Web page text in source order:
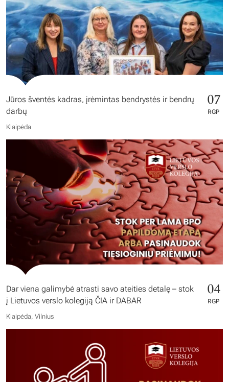
Jūros šventės kadras, įrėmintas bendrystės ir bendrų
darbų
07
RGP
Klaipėda
Dar viena galimybė atrasti savo ateities detalę – stok
į Lietuvos verslo kolegiją ČIA ir DABAR
04
RGP
Klaipėda, Vilnius